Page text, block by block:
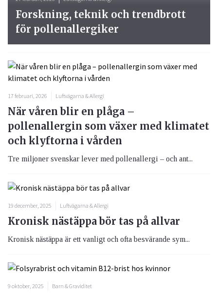
Forskning, teknik och trendbrott
för pollenallergiker
17 februari, 2026 Luftvägarna & Allergi
När våren blir en plåga –
pollenallergin som växer med klimatet
och klyftorna i vården
Tre miljoner svenskar lever med pollenallergi – och ant...
19 december, 2025 Luftvägarna & Allergi
Kronisk nästäppa bör tas på allvar
Kronisk nästäppa är ett vanligt och ofta besvärande sym...
9 oktober, 2025 Barn & Graviditet